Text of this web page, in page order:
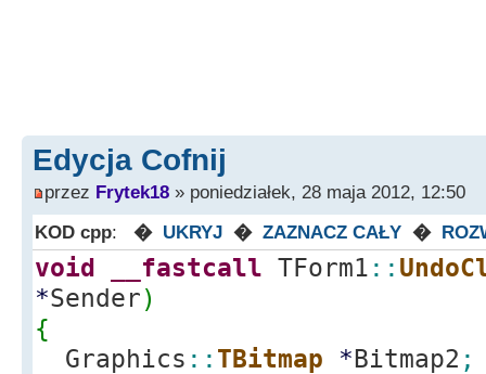
Edycja Cofnij
przez Frytek18 » poniedziałek, 28 maja 2012, 12:50
KOD cpp: � UKRYJ � ZAZNACZ CAŁY �
void __fastcall TForm1 ::
*Sender)
{
Graphics :: TBitmap *Bitmap2 ;